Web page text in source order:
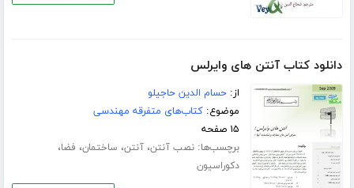
دانلود کتاب آنتن های وایرلس
از:حسام الدین حاجیلو
موضوع:کتاب‌های متفرقه مهندسی
۱۵ صفحه
برچسب‌ها:نصب آنتن،آنتن، ساختمان، فضا،
دکوراسیون